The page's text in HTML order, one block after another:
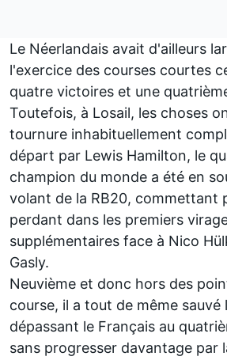
Le Néerlandais avait d'ailleurs
l'exercice des courses courtes
quatre victoires et une
Toutefois, à Losail, les choses
tournure inhabituellement
départ par Lewis Hamilton, le
champion du monde a été en
volant de la RB20, commettant
perdant dans les premiers
supplémentaires face à Nico
Gasly.
Neuvième et donc hors des
course, il a tout de même sauvé
dépassant le Français au
sans progresser davantage par